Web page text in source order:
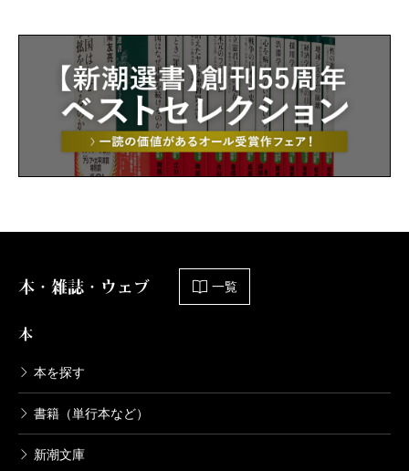
本・雑誌・ウェブ 一覧
本
本を探す
書籍（単行本など）
新潮文庫